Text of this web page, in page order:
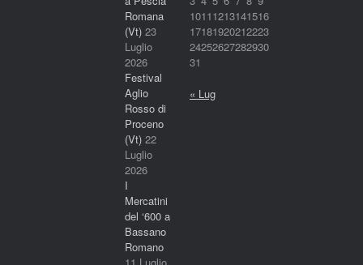
Romana
(Vt) 23
Luglio
2026
Festival
Aglio
Rosso di
Proceno
(Vt) 22
Luglio
2026
I
Mercatini
del ‘600 a
Bassano
Romano
10111213141516
17181920212223
24252627282930
31
« Lug